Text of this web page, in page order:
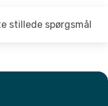
stillede spørgsmål